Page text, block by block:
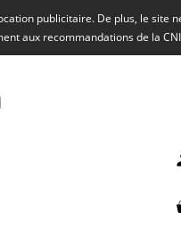
publicitaire. De plus, le
aux recommandations de la